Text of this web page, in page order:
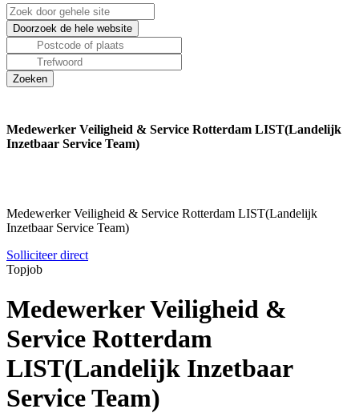
Medewerker Veiligheid & Service Rotterdam LIST(Landelijk
Inzetbaar Service Team)
Medewerker Veiligheid & Service Rotterdam LIST(Landelijk
Inzetbaar Service Team)
Solliciteer direct
Topjob
Medewerker Veiligheid &
Service Rotterdam
LIST(Landelijk Inzetbaar
Service Team)